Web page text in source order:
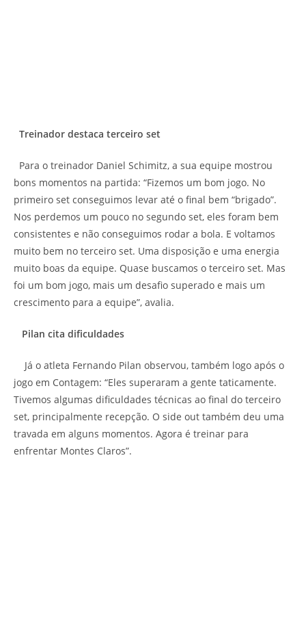
Treinador destaca terceiro set
Para o treinador Daniel Schimitz, a sua equipe mostrou
bons momentos na partida: “Fizemos um bom jogo. No
primeiro set conseguimos levar até o final bem “brigado”.
Nos perdemos um pouco no segundo set, eles foram bem
consistentes e não conseguimos rodar a bola. E voltamos
muito bem no terceiro set. Uma disposição e uma energia
muito boas da equipe. Quase buscamos o terceiro set. Mas
foi um bom jogo, mais um desafio superado e mais um
crescimento para a equipe”, avalia.
Pilan cita dificuldades
Já o atleta Fernando Pilan observou, também logo após o
jogo em Contagem: “Eles superaram a gente taticamente.
Tivemos algumas dificuldades técnicas ao final do terceiro
set, principalmente recepção. O side out também deu uma
travada em alguns momentos. Agora é treinar para
enfrentar Montes Claros”.